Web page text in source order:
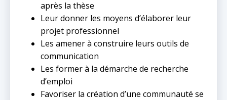
après la thèse
Leur donner les moyens d’élaborer leur
projet professionnel
Les amener à construire leurs outils de
communication
Les former à la démarche de recherche
d’emploi
Favoriser la création d’une communauté se